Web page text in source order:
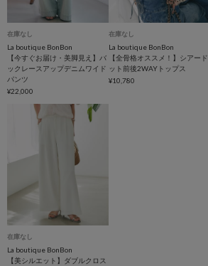
在庫なし
La boutique BonBon
【今すぐお届け・美脚見え】バ
ックレースアップデニムワイド
パンツ
¥22,000
在庫なし
La boutique BonBon
【全骨格オススメ！】シアード
ット前後2WAYトップス
¥10,780
在庫なし
La boutique BonBon
【美シルエット】ダブルクロス